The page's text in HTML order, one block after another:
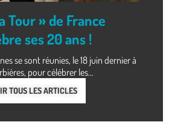
Tour » de France
ses 20 ans !
se sont réunies, le 18 juin dernier à
pour célébrer les...
TOUS LES ARTICLES